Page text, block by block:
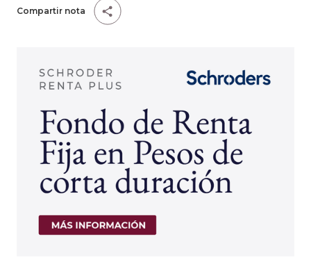
Compartir nota